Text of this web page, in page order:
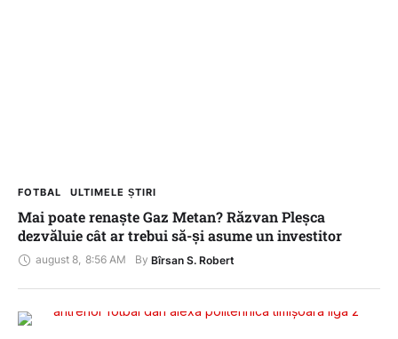
FOTBAL ULTIMELE ȘTIRI
Mai poate renaște Gaz Metan? Răzvan Pleșca
dezvăluie cât ar trebui să-și asume un investitor
august 8, 8:56 AM By Bîrsan S. Robert